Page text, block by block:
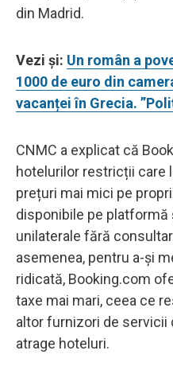
din Madrid.
Vezi și: Un român a
1000 de euro din
vacanței în Grecia.
CNMC a explicat că
hotelurilor restricții care
prețuri mai mici pe
disponibile pe platformă
unilaterale fără
asemenea, pentru a-și
ridicată, Booking.com
taxe mai mari, ceea ce
altor furnizori de servicii
atrage hoteluri.